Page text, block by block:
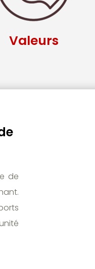
Valeurs
de